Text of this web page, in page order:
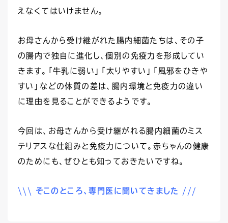
えなくてはいけません。
お母さんから受け継がれた腸内細菌たちは、その子
の腸内で独自に進化し、個別の免疫力を形成してい
きます。「牛乳に弱い」「太りやすい」「風邪をひきや
すい」などの体質の差は、腸内環境と免疫力の違い
に理由を見ることができるようです。
今回は、お母さんから受け継がれる腸内細菌のミス
テリアスな仕組みと免疫力について。赤ちゃんの健康
のためにも、ぜひとも知っておきたいですね。
\\\ そこのところ、専門医に聞いてきました ///